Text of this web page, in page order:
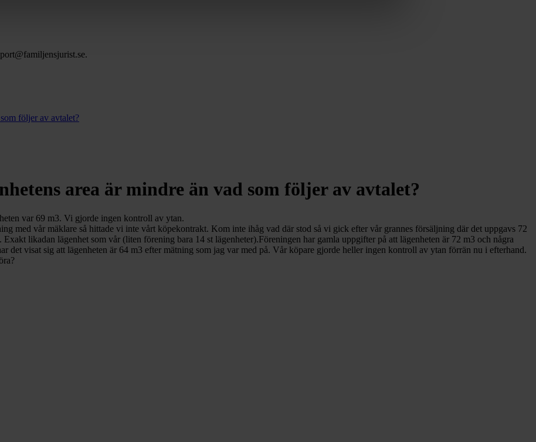
följer av avtalet?
area är mindre än vad som följer av avtalet?
var 69 m3. Vi gjorde ingen kontroll av ytan.
med vår mäklare så hittade vi inte vårt köpekontrakt. Kom inte ihåg vad där stod så vi gick efter vår grannes försäljning där det uppgavs 72
likadan lägenhet som vår (liten förening bara 14 st lägenheter).Föreningen har gamla uppgifter på att lägenheten är 72 m3 och några
det visat sig att lägenheten är 64 m3 efter mätning som jag var med på. Vår köpare gjorde heller ingen kontroll av ytan förrän nu i efterhand.